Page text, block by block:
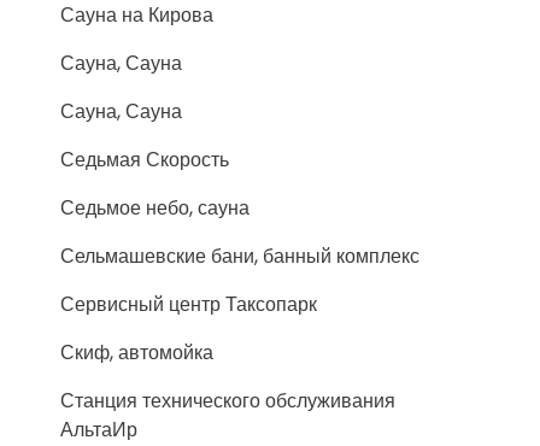
Сауна на Кирова
Сауна, Сауна
Сауна, Сауна
Седьмая Скорость
Седьмое небо, сауна
Сельмашевские бани, банный комплекс
Сервисный центр Таксопарк
Скиф, автомойка
Станция технического обслуживания
АльтаИр